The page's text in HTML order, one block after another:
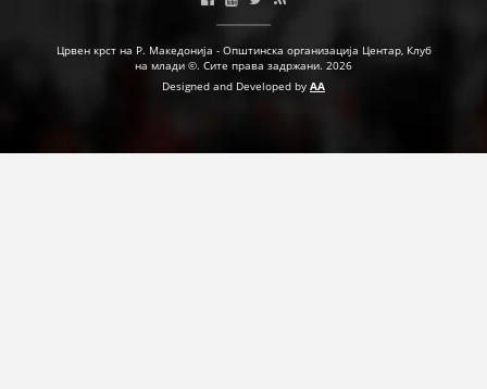
Црвен крст на Р. Македонија - Општинска организација Центар, Клуб
на млади ©. Сите права задржани. 2026
Designed and Developed by AA